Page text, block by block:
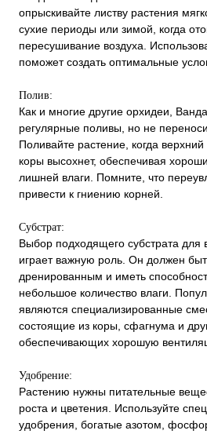
опрыскивайте листву растения
сухие периоды или зимой, когда
пересушивание воздуха.
поможет создать оптимальные
Полив:
Как и многие другие орхидеи,
регулярные поливы, но не
Поливайте растение, когда
коры высохнет, обеспечивая
лишней влаги. Помните, что
привести к гниению корней.
Субстрат:
Выбор подходящего субстрата
играет важную роль. Он должен
дренированным и иметь
небольшое количество влаги.
являются специализированные
состоящие из коры, сфагнума и
обеспечивающих хорошую
Удобрение:
Растению нужны питательные
роста и цветения. Используйте
удобрения, богатые азотом,